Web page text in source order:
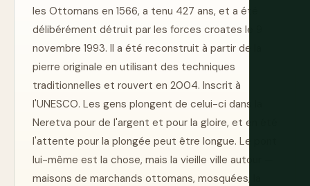
les Ottomans en 1566, a tenu 427 ans, et a été
délibérément détruit par les forces croates le 9
novembre 1993. Il a été reconstruit à partir de la
pierre originale en utilisant des techniques
traditionnelles et rouvert en 2004. Inscrit à
l'UNESCO. Les gens plongent de celui-ci dans la
Neretva pour de l'argent et pour la gloire, et en été
l'attente pour la plongée peut être longue. Le pont
lui-même est la chose, mais la vieille ville autour —
maisons de marchands ottomans, mosquées, la